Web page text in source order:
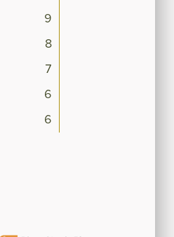
9
8
7
6
6